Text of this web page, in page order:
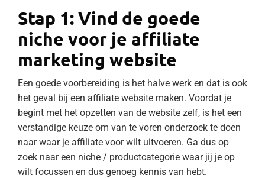
Stap 1: Vind de goede
niche voor je affiliate
marketing website
Een goede voorbereiding is het halve werk en dat is ook
het geval bij een affiliate website maken. Voordat je
begint met het opzetten van de website zelf, is het een
verstandige keuze om van te voren onderzoek te doen
naar waar je affiliate voor wilt uitvoeren. Ga dus op
zoek naar een niche / productcategorie waar jij je op
wilt focussen en dus genoeg kennis van hebt.